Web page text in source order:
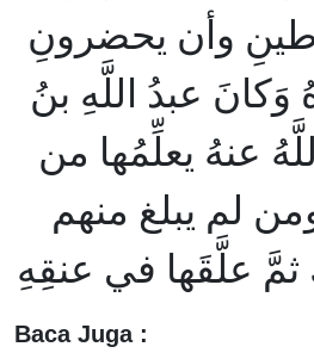
وأن يحضرونِ
وَكانَ عبدُ اللَّهِ بنُ
عنهُ يعلِّمُها من
لم يبلغ منهم
علَّقَها في عنقِهِ
Baca Juga :